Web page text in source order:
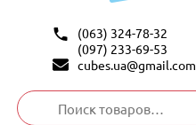
(063) 324-78-32
(097) 233-69-53
cubes.ua@gmail.com
Искать: